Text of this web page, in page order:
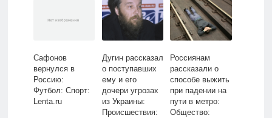
Сафонов
вернулся в
Россию:
Футбол: Спорт:
Lenta.ru
Дугин рассказал
о поступавших
ему и его
дочери угрозах
из Украины:
Происшествия:
Россиянам
рассказали о
способе выжить
при падении на
пути в метро:
Общество: